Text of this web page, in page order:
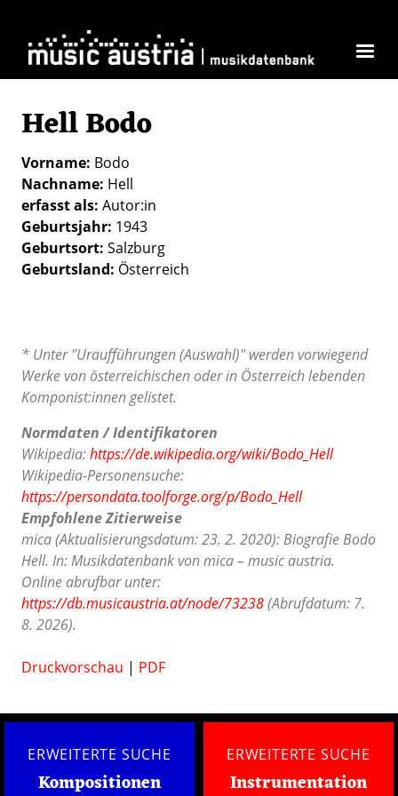
Hell Bodo
Vorname Bodo
Nachname Hell
erfasst als Autor:in
Geburtsjahr 1943
Geburtsort Salzburg
Geburtsland Österreich
* Unter "Uraufführungen (Auswahl)" werden vorwiegend
Werke von österreichischen oder in Österreich lebenden
Komponist:innen gelistet.
Normdaten / Identifikatoren
Wikipedia:https://de.wikipedia.org/wiki/Bodo_Hell
Wikipedia-Personensuche:
https://persondata.toolforge.org/p/Bodo_Hell
Empfohlene Zitierweise
mica (Aktualisierungsdatum: 23. 2. 2020): Biografie Bodo
Hell. In: Musikdatenbank von mica – music austria.
Online abrufbar unter:
https://db.musicaustria.at/node/73238(Abrufdatum: 7.
8. 2026).
Druckvorschau | PDF
ERWEITERTE SUCHE
Kompositionen
ERWEITERTE SUCHE
Instrumentation